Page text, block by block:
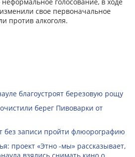
свое первоначальное
против алкоголя.
благоустроят березовую рощу
берег Пивоварки от
без записи пройти флюорографию
проект «Этно -мы» рассказывает,